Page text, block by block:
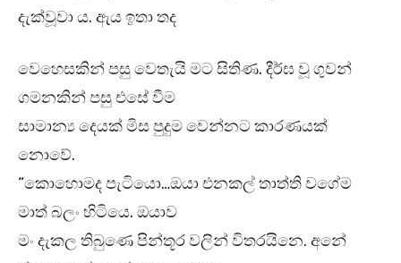
දැක්වූවා ය. ඇය ඉතා තද
වෙහෙසකින් පසු වෙතැයි මට සිතිණ. දීර්ඝ වූ ගුවන්
ගමනකින් පසු එසේ වීම
සාමාන්‍ය දෙයක් මිස පුදුම වෙන්නට කාරණයක්
නොවේ.
“කොහොමද පැටියො…ඔයා එනකල් තාත්ති වගේම
මාත් බලං හිටියෙ. ඔයාව
මං දැකල තිබුණෙ පින්තූර වලින් විතරයිනෙ. අනේ